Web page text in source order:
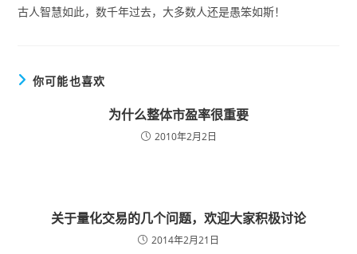
古人智慧如此，数千年过去，大多数人还是愚笨如斯！
你可能也喜欢
为什么整体市盈率很重要
2010年2月2日
关于量化交易的几个问题，欢迎大家积极讨论
2014年2月21日